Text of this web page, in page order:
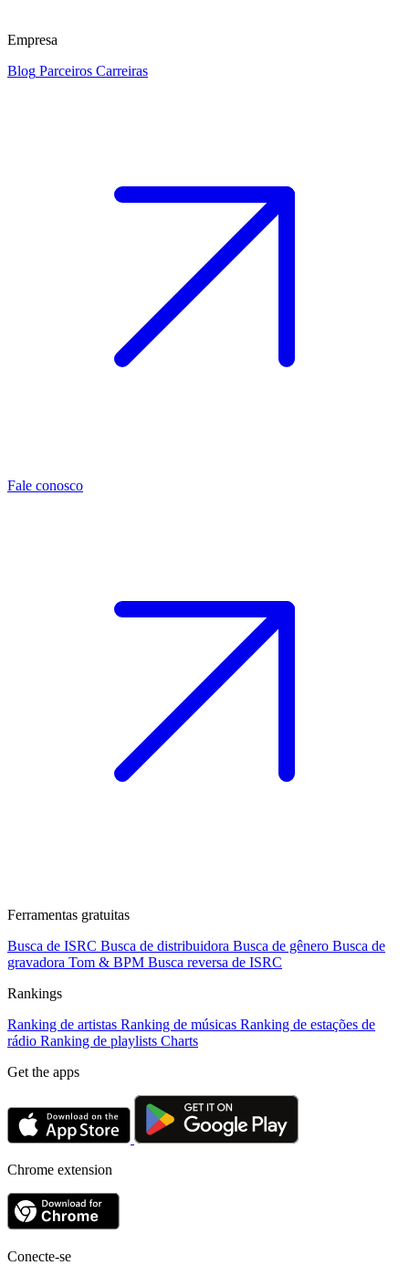
Empresa
Blog Parceiros Carreiras
Fale conosco
Ferramentas gratuitas
Busca de ISRC Busca de distribuidora Busca de gênero Busca de
gravadora Tom & BPM Busca reversa de ISRC
Rankings
Ranking de artistas Ranking de músicas Ranking de estações de
rádio Ranking de playlists Charts
Get the apps
Chrome extension
Conecte-se